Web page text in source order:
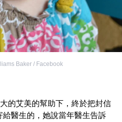
Baker / Facebook
的艾美的幫助下，終於把封信
給醫生的，她說當年醫生告訴